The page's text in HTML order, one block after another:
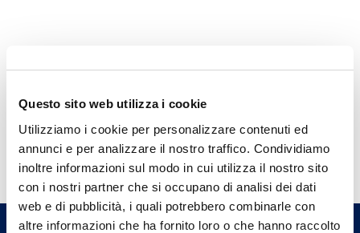
Questo sito web utilizza i cookie
Utilizziamo i cookie per personalizzare contenuti ed
annunci e per analizzare il nostro traffico. Condividiamo
inoltre informazioni sul modo in cui utilizza il nostro sito
con i nostri partner che si occupano di analisi dei dati
web e di pubblicità, i quali potrebbero combinarle con
altre informazioni che ha fornito loro o che hanno raccolto
Hai bisogno di
informazioni?
Trova l'Agenzia più vicina a te e parla con
un nostro Agente.